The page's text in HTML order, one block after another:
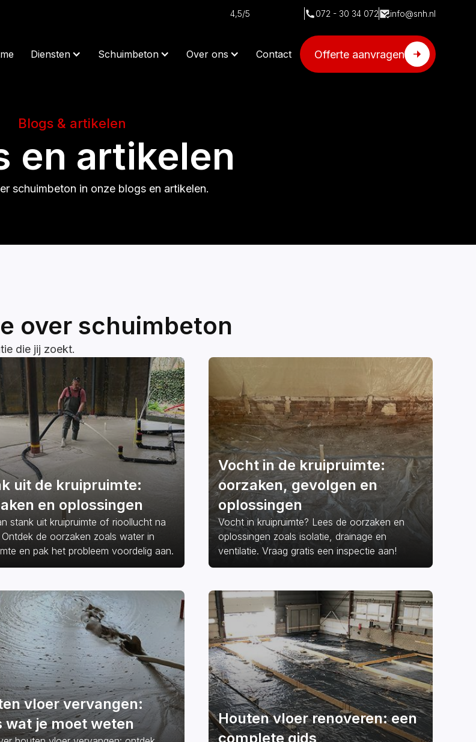
4,5/5 072 - 30 34 072 info@snh.nl
Diensten Schuimbeton Over ons Contact Offerte aanvragen
Blogs & artikelen
en artikelen
schuimbeton in onze blogs en artikelen.
over schuimbeton
die jij zoekt.
uit de kruipruimte:
en oplossingen
stank uit kruipruimte of rioollucht na
Ontdek de oorzaken zoals water in
en pak het probleem voordelig aan.
Vocht in de kruipruimte:
oorzaken, gevolgen en
oplossingen
Vocht in kruipruimte? Lees de oorzaken en
oplossingen zoals isolatie, drainage en
ventilatie. Vraag gratis een inspectie aan!
vloer vervangen:
wat je moet weten
Houten vloer renoveren: een
complete gids